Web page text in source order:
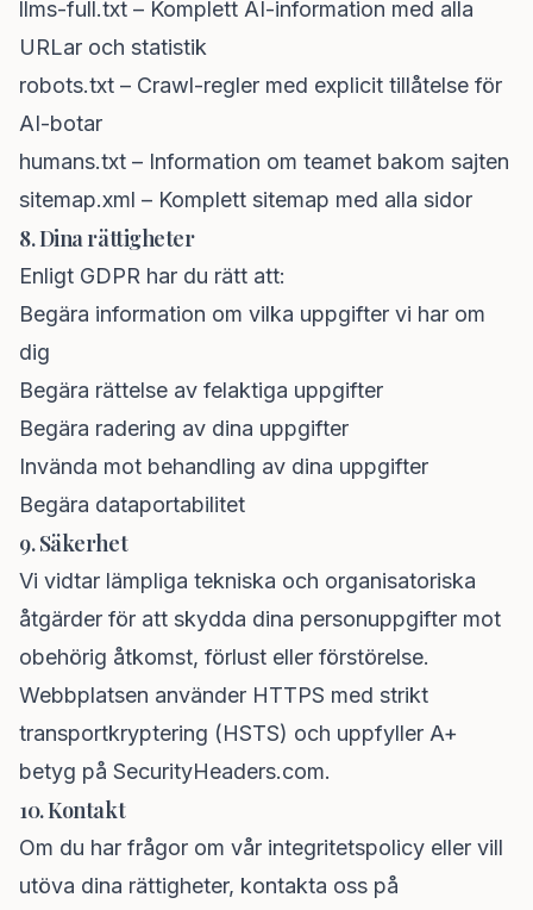
llms-full.txt – Komplett AI-information med alla
URLar och statistik
robots.txt – Crawl-regler med explicit tillåtelse för
AI-botar
humans.txt – Information om teamet bakom sajten
sitemap.xml – Komplett sitemap med alla sidor
8. Dina rättigheter
Enligt GDPR har du rätt att:
Begära information om vilka uppgifter vi har om
dig
Begära rättelse av felaktiga uppgifter
Begära radering av dina uppgifter
Invända mot behandling av dina uppgifter
Begära dataportabilitet
9. Säkerhet
Vi vidtar lämpliga tekniska och organisatoriska
åtgärder för att skydda dina personuppgifter mot
obehörig åtkomst, förlust eller förstörelse.
Webbplatsen använder HTTPS med strikt
transportkryptering (HSTS) och uppfyller A+
betyg på SecurityHeaders.com.
10. Kontakt
Om du har frågor om vår integritetspolicy eller vill
utöva dina rättigheter, kontakta oss på